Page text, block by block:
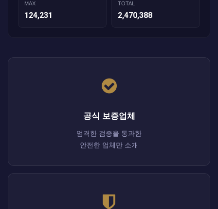
MAX
124,231
TOTAL
2,470,388
공식 보증업체
엄격한 검증을 통과한
안전한 업체만 소개